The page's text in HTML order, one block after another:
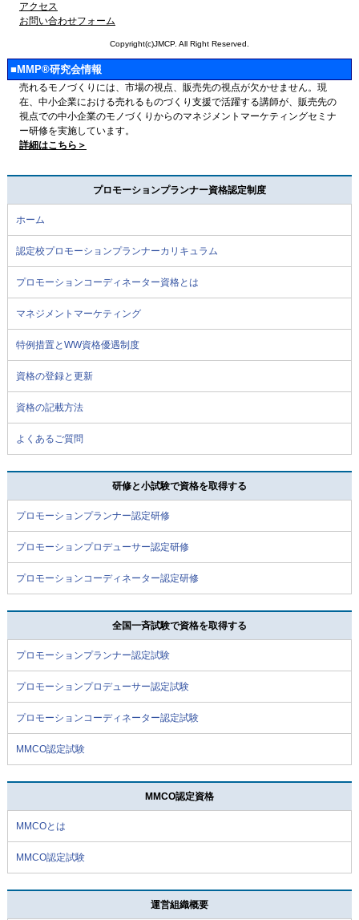
アクセス
お問い合わせフォーム
Copyright(c)JMCP. All Right Reserved.
■ MMP®研究会情報
売れるモノづくりには、市場の視点、販売先の視点が欠かせません。現
在、中小企業における売れるものづくり支援で活躍する講師が、販売先の
視点での中小企業のモノづくりからのマネジメントマーケティングセミナ
ー研修を実施しています。
詳細はこちら＞
プロモーションプランナー資格認定制度
ホーム
認定校プロモーションプランナーカリキュラム
プロモーションコーディネーター資格とは
マネジメントマーケティング
特例措置とWW資格優遇制度
資格の登録と更新
資格の記載方法
よくあるご質問
研修と小試験で資格を取得する
プロモーションプランナー認定研修
プロモーションプロデューサー認定研修
プロモーションコーディネーター認定研修
全国一斉試験で資格を取得する
プロモーションプランナー認定試験
プロモーションプロデューサー認定試験
プロモーションコーディネーター認定試験
MMCO認定試験
MMCO認定資格
MMCOとは
MMCO認定試験
運営組織概要